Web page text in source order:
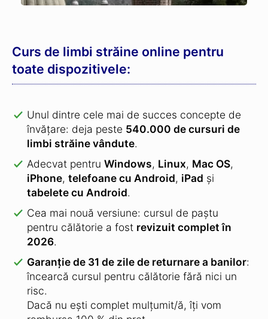
Curs de limbi străine online pentru
toate dispozitivele:
Unul dintre cele mai de succes concepte de
învățare: deja peste 540.000 de cursuri de
limbi străine vândute.
Adecvat pentru Windows, Linux, Mac OS,
iPhone, telefoane cu Android, iPad și
tabelete cu Android.
Cea mai nouă versiune: cursul de paștu
pentru călătorie a fost revizuit complet în
2026.
Garanție de 31 de zile de returnare a banilor:
încearcă cursul pentru călătorie fără nici un
risc.
Dacă nu ești complet mulțumit/ă, îți vom